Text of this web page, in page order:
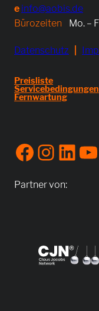
e info@aobis.de
Bürozeiten
Mo. –
Datenschutz
Preisliste
Servicebedingungen
Fernwartung
Partner von: